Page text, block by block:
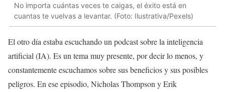
No importa cuántas veces te caigas, el éxito está en
cuantas te vuelvas a levantar. (Foto: Ilustrativa/Pexels)
El otro día estaba escuchando un podcast sobre la inteligencia
artificial (IA). Es un tema muy presente, por decir lo menos, y
constantemente escuchamos sobre sus beneficios y sus posibles
peligros. En ese episodio, Nicholas Thompson y Erik